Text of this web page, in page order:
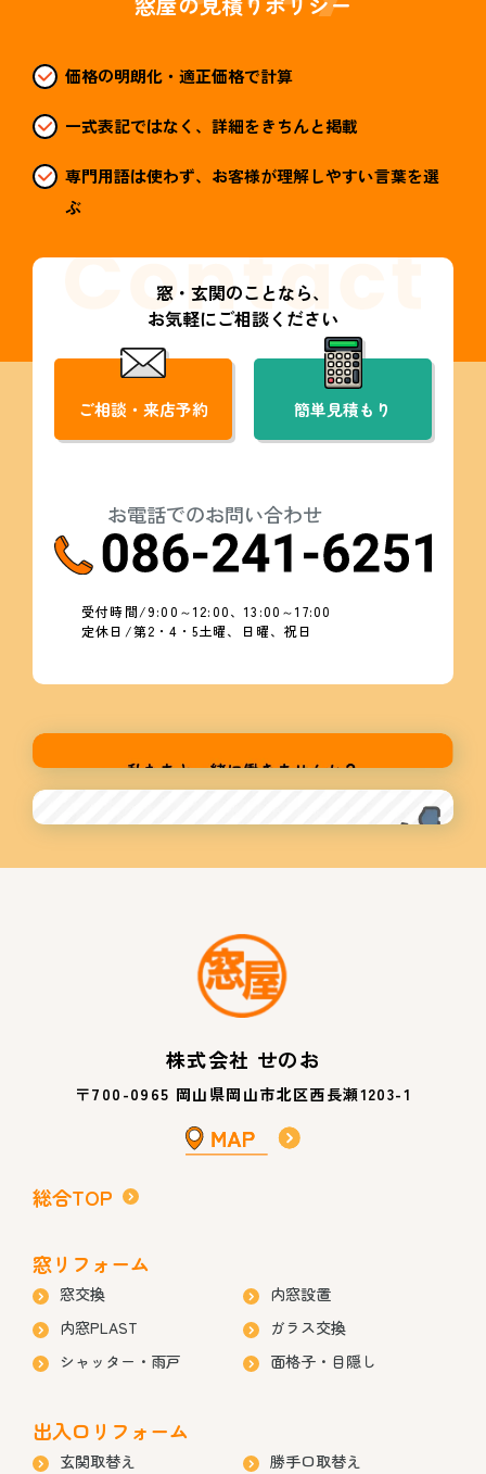
価格の明朗化・適正価格で計算
一式表記ではなく、詳細をきちんと掲載
専門用語は使わず、お客様が理解しやすい言葉を選
ぶ
窓・玄関のことなら、
お気軽にご相談ください
ご相談・来店予約 簡単見積もり
お電話でのお問い合わせ
受付時間/9:00～12:00、13:00～17:00
定休日/第2・4・5土曜、日曜、祝日
株式会社 せのお
〒700-0965 岡山県岡山市北区西長瀬1203-1
総合TOP
窓リフォーム
窓交換
内窓設置
内窓PLAST
ガラス交換
シャッター・雨戸
面格子・目隠し
出入口リフォーム
玄関取替え 勝手口取替え